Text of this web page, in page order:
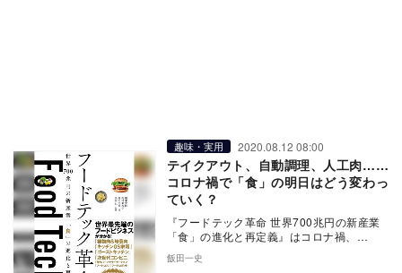
趣味・実用 2020.08.12 08:00
テイクアウト、自動調理、人工肉……
コロナ禍で「食」の明日はどう変わっ
ていく？
『フードテック革命 世界700兆円の新産業
「食」の進化と再定義』はコロナ禍、
「食」の明…
飯田一史